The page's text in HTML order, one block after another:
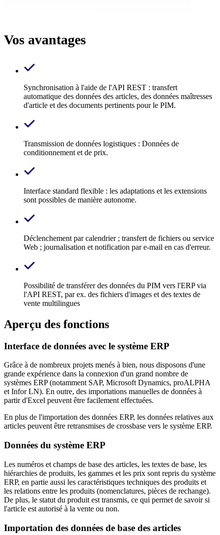
Vos avantages
Synchronisation à l'aide de l'API REST : transfert
automatique des données des articles, des données maîtresses
d'article et des documents pertinents pour le PIM.
Transmission de données logistiques : Données de
conditionnement et de prix.
Interface standard flexible : les adaptations et les extensions
sont possibles de manière autonome.
Déclenchement par calendrier ; transfert de fichiers ou service
Web ; journalisation et notification par e-mail en cas d'erreur.
Possibilité de transférer des données du PIM vers l'ERP via
l'API REST, par ex. des fichiers d'images et des textes de
vente multilingues
Aperçu des fonctions
Interface de données avec le système ERP
Grâce à de nombreux projets menés à bien, nous disposons d'une
grande expérience dans la connexion d'un grand nombre de
systèmes ERP (notamment SAP, Microsoft Dynamics, proALPHA
et Infor LN). En outre, des importations manuelles de données à
partir d'Excel peuvent être facilement effectuées.
En plus de l'importation des données ERP, les données relatives aux
articles peuvent être retransmises de crossbase vers le système ERP.
Données du système ERP
Les numéros et champs de base des articles, les textes de base, les
hiérarchies de produits, les gammes et les prix sont repris du système
ERP, en partie aussi les caractéristiques techniques des produits et
les relations entre les produits (nomenclatures, pièces de rechange).
De plus, le statut du produit est transmis, ce qui permet de savoir si
l'article est autorisé à la vente ou non.
Importation des données de base des articles